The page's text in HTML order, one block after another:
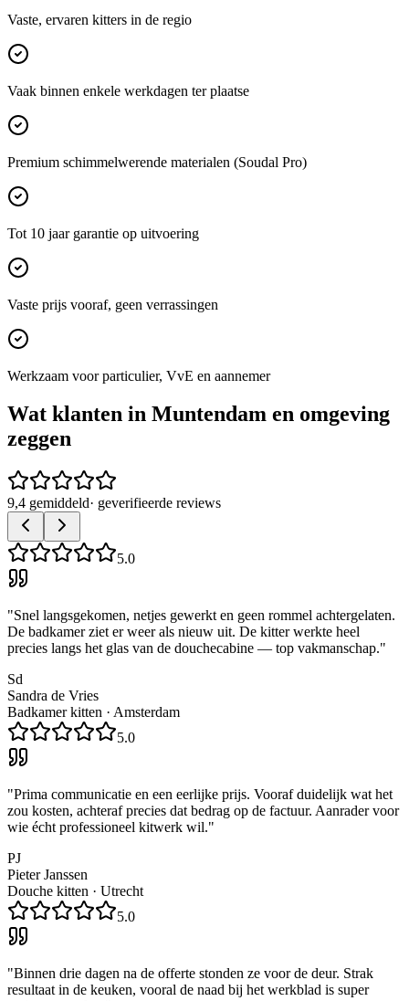
Vaste, ervaren kitters in de regio
Vaak binnen enkele werkdagen ter plaatse
Premium schimmelwerende materialen (Soudal Pro)
Tot 10 jaar garantie op uitvoering
Vaste prijs vooraf, geen verrassingen
Werkzaam voor particulier, VvE en aannemer
Wat klanten in Muntendam en omgeving
zeggen
9,4 gemiddeld· geverifieerde reviews
5.0
"Snel langsgekomen, netjes gewerkt en geen rommel achtergelaten.
De badkamer ziet er weer als nieuw uit. De kitter werkte heel
precies langs het glas van de douchecabine — top vakmanschap."
Sd
Sandra de Vries
Badkamer kitten · Amsterdam
5.0
"Prima communicatie en een eerlijke prijs. Vooraf duidelijk wat het
zou kosten, achteraf precies dat bedrag op de factuur. Aanrader voor
wie écht professioneel kitwerk wil."
PJ
Pieter Janssen
Douche kitten · Utrecht
5.0
"Binnen drie dagen na de offerte stonden ze voor de deur. Strak
resultaat in de keuken, vooral de naad bij het werkblad is super